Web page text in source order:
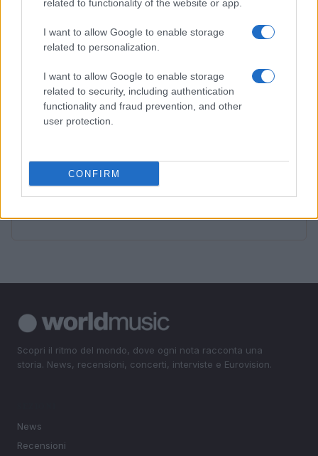
related to functionality of the website or app.
I want to allow Google to enable storage
related to personalization.
I want to allow Google to enable storage
related to security, including authentication
functionality and fraud prevention, and other
user protection.
CONFIRM
Concerti in Italia: il 2026 supera il miliardo di euro di
Scopri fanSALE: la piattaforma sicura per la rivendita di
biglietti
Biglietti per Sanremo 2025: tutto quello che c’è da
4
BTS e la scelta di non partecipare ai Grammy Awards
Scopri il ritmo del mondo, dove ogni nota racconta una
storia. News, recensioni, concerti, interviste e Eurovision.
News
Recensioni